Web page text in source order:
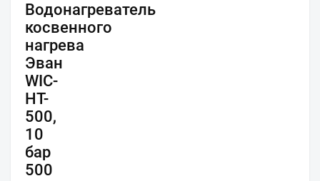
Водонагреватель
косвенного
нагрева
Эван
WIС-
HT-
500,
10
бар
500